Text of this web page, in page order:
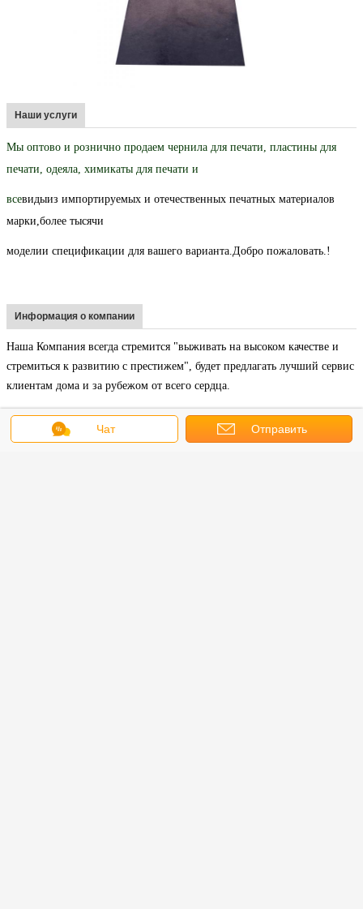
Наши услуги
Мы оптово и рознично продаем чернила для печати, пластины для
печати, одеяла, химикаты для печати и
всевидыиз импортируемых и отечественных печатных материалов
марки, более тысячи
моделии спецификации для вашего варианта. Добро пожаловать. !
Информация о компании
Наша Компания всегда стремится "выживать на высоком качестве и
стремиться к развитию с престижем", будет предлагать лучший сервис
клиентам дома и за рубежом от всего сердца.
У нас есть собственная фабрика с профессиональным отделом
исследований и разработок для производства продукции. и наша
Чат Отправить